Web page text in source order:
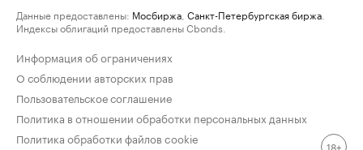
Данные предоставлены: Мосбиржа Санкт-Петербургская биржа
Индексы облигаций предоставлены Cbonds.
Информация об ограничениях
О соблюдении авторских прав
Пользовательское соглашение
Политика в отношении обработки персональных данных
Политика обработки файлов cookie
18+